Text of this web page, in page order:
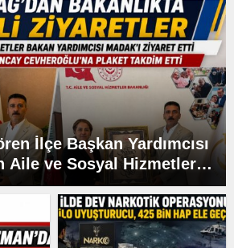
İlçe Başkan Yardımcısı
Aile ve Sosyal Hizmetler
Ziyaret